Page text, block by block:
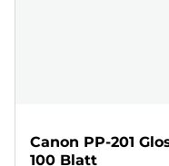
Canon PP-201
100 Blatt